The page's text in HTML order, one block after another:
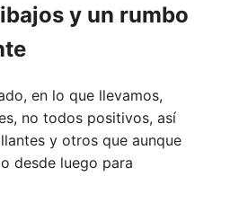
y un rumbo
en lo que llevamos,
no todos positivos, así
y otros que aunque
desde luego para